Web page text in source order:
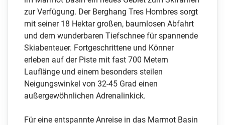
zur Verfügung. Der Berghang Tres Hombres sorgt
mit seiner 18 Hektar großen, baumlosen Abfahrt
und dem wunderbaren Tiefschnee für spannende
Skiabenteuer. Fortgeschrittene und Könner
erleben auf der Piste mit fast 700 Metern
Lauflänge und einem besonders steilen
Neigungswinkel von 32-45 Grad einen
außergewöhnlichen Adrenalinkick.
Für eine entspannte Anreise in das Marmot Basin